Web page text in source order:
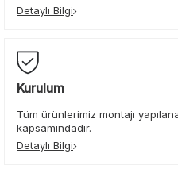
Detaylı Bilgi
Kurulum
Tüm ürünlerimiz montajı
kapsamındadır.
Detaylı Bilgi